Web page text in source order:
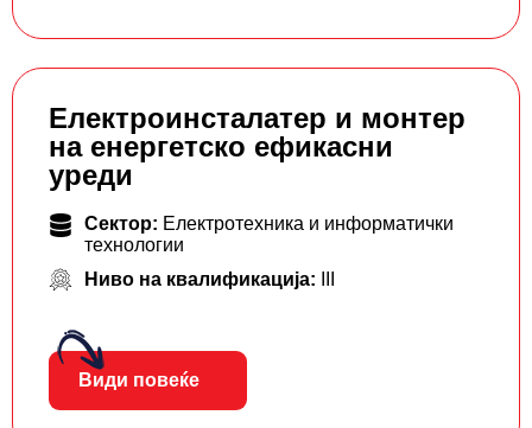
Електроинсталатер и монтер
на енергетско ефикасни
уреди
Сектор: Електротехника и информатички
технологии
Ниво на квалификација:
Види повеќе